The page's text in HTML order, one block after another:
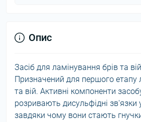
Опис
Засіб для ламінування брів та
Призначений для першого етапу
та вій. Активні компоненти
розривають дисульфідні зв'язки
завдяки чому вони стають